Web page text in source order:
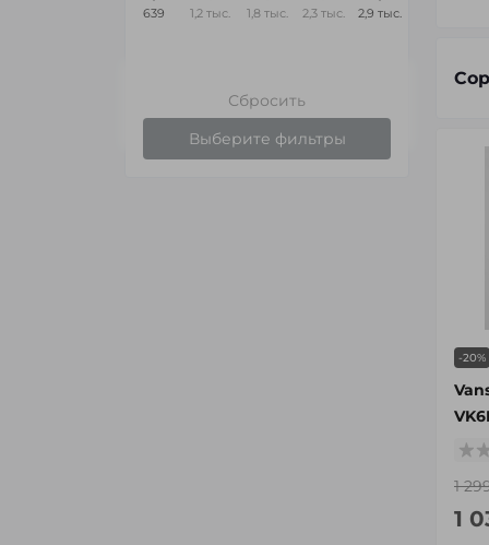
639 1,2 тыс. 1,8 тыс. 2,3 тыс. 2,9 тыс.
Сбросить
Выберите фильтры
-20%
1
1